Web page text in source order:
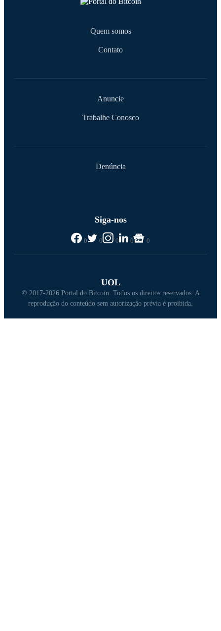
Quem somos
Contato
Anuncie
Trabalhe Conosco
Denúncia
Siga-nos
0 0 0 0 0
UOL
© 2017-2026 Portal do Bitcoin. Todos os direitos reservados. A
reprodução do conteúdo sem autorização prévia é proibida.